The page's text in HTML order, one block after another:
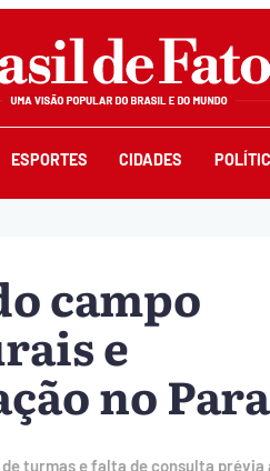
ESPORTES CIDADES
campo
e
no
turmas e falta de consulta prévia